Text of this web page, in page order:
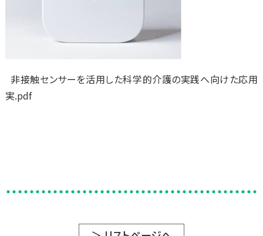
非接触センサーを活用した科学的介護の実践へ向けた応用
実.pdf